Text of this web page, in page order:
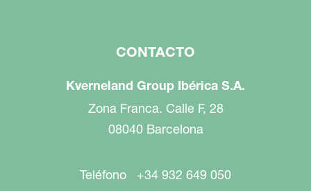
CONTACTO
Kverneland Group Ibérica S.A.
Zona Franca. Calle F, 28
08040 Barcelona
Teléfono +34 932 649 050